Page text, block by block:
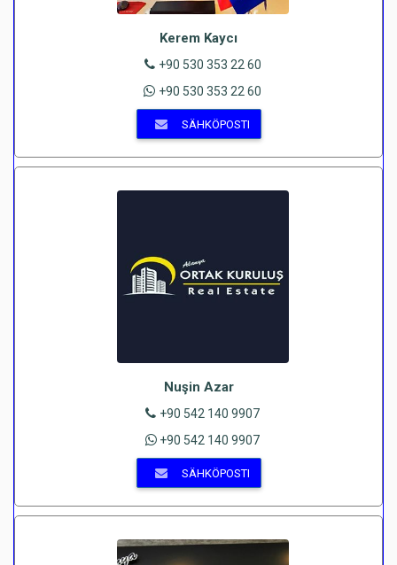
Kerem Kaycı
+90 530 353 22 60
+90 530 353 22 60
SÄHKÖPOSTI
Nuşin Azar
+90 542 140 9907
+90 542 140 9907
SÄHKÖPOSTI